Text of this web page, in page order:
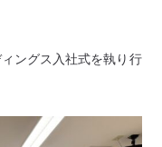
ングス入社式を執り行